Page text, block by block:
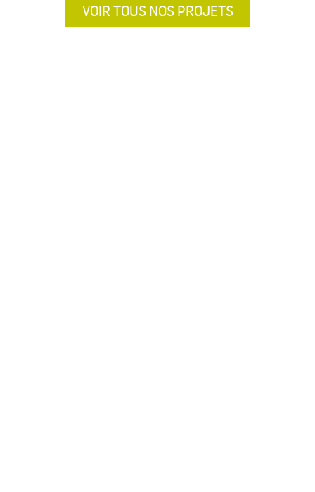
VOIR TOUS NOS PROJETS